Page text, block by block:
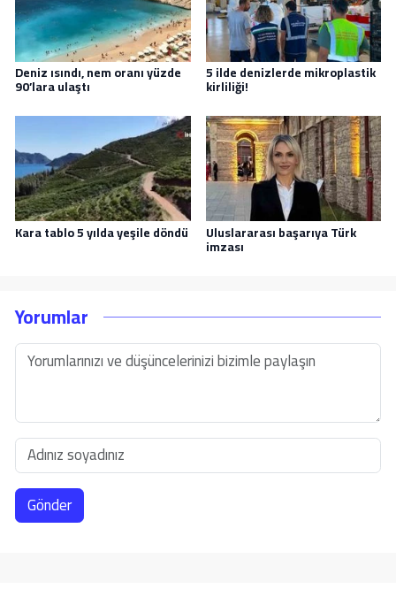
Deniz ısındı, nem oranı yüzde
90’lara ulaştı
5 ilde denizlerde mikroplastik
kirliliği!
Kara tablo 5 yılda yeşile döndü Uluslararası başarıya Türk
imzası
Yorumlar
Gönder